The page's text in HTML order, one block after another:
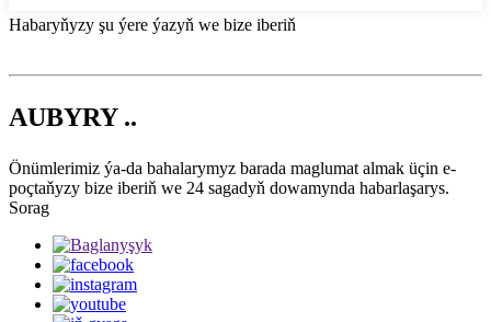
Habaryňyzy şu ýere ýazyň we bize iberiň
AUBYRY ..
Önümlerimiz ýa-da bahalarymyz barada maglumat almak üçin e-
poçtaňyzy bize iberiň we 24 sagadyň dowamynda habarlaşarys.
Sorag